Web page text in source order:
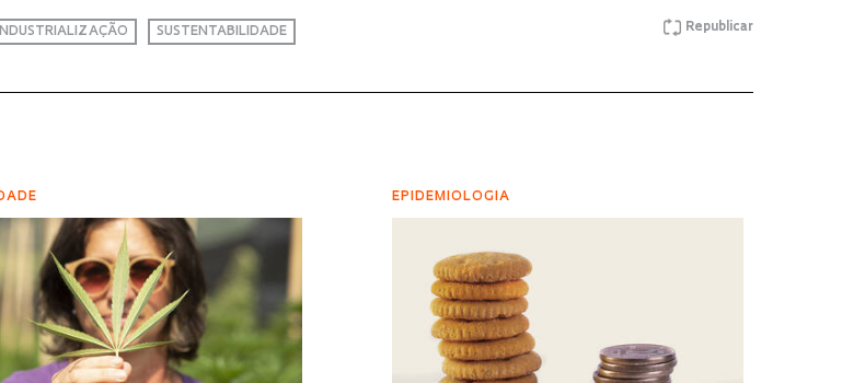
Republicar
INDUSTRIALIZAÇÃO SUSTENTABILIDADE